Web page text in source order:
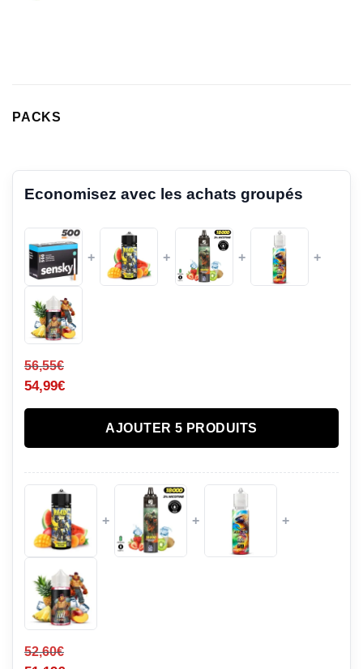
PACKS
Economisez avec les achats groupés
+ + + +
56,55€
54,99€
AJOUTER 5 PRODUITS
+ + +
52,60€